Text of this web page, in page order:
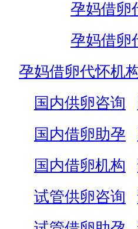
孕妈借卵
孕妈借卵
孕妈借卵代怀机
国内供卵咨询
国内借卵助孕
国内借卵机构
试管供卵咨询